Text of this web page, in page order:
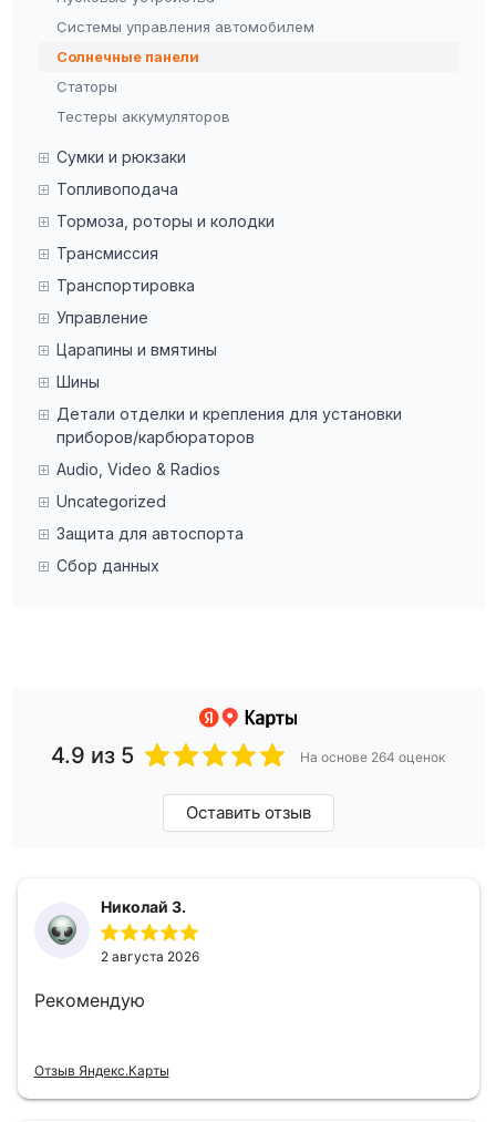
Системы управления автомобилем
Солнечные панели
Статоры
Тестеры аккумуляторов
Сумки и рюкзаки
Топливоподача
Тормоза, роторы и колодки
Трансмиссия
Транспортировка
Управление
Царапины и вмятины
Шины
Детали отделки и крепления для установки
приборов/карбюраторов
Audio, Video & Radios
Uncategorized
Защита для автоспорта
Сбор данных
4.9 из 5 На основе 264 оценок
Оставить отзыв
Николай З.
2 августа 2026
Рекомендую
Отзыв Яндекс.Карты